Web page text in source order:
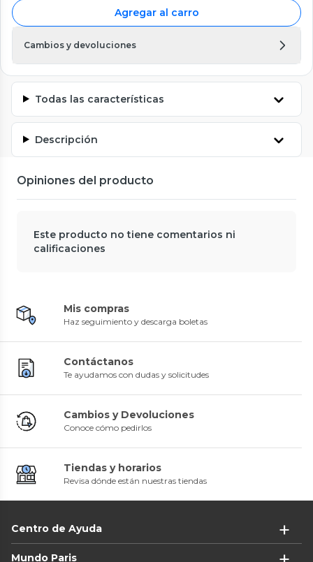
Agregar al carro
Cambios y devoluciones
Todas las características
Descripción
Opiniones del producto
Este producto no tiene comentarios ni
calificaciones
Mis compras
Haz seguimiento y descarga boletas
Contáctanos
Te ayudamos con dudas y solicitudes
Cambios y Devoluciones
Conoce cómo pedirlos
Tiendas y horarios
Revisa dónde están nuestras tiendas
Centro de Ayuda
Mundo Paris